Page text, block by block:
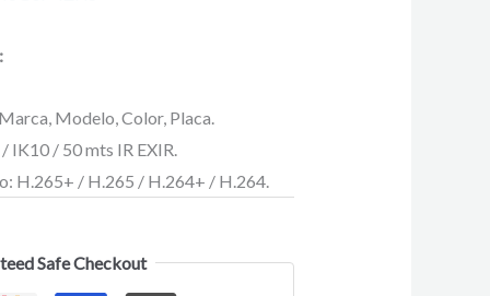
Modelo, Color, Placa.
IK10 / 50 mts IR EXIR.
H.265+ / H.265 / H.264+ / H.264.
Safe Checkout